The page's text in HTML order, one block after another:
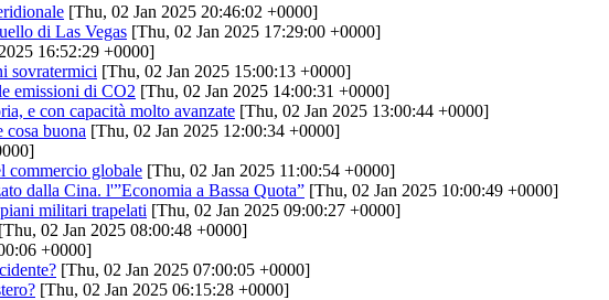
[Thu, 02 Jan 2025 20:46:02 +0000]
di Las Vegas [Thu, 02 Jan 2025 17:29:00 +0000]
16:52:29 +0000]
sovratermici [Thu, 02 Jan 2025 15:00:13 +0000]
emissioni di CO2 [Thu, 02 Jan 2025 14:00:31 +0000]
e con capacità molto avanzate [Thu, 02 Jan 2025 13:00:44 +0000]
buona [Thu, 02 Jan 2025 12:00:34 +0000]
commercio globale [Thu, 02 Jan 2025 11:00:54 +0000]
dalla Cina. l'”Economia a Bassa Quota” [Thu, 02 Jan 2025 10:00:49 +0000]
militari trapelati [Thu, 02 Jan 2025 09:00:27 +0000]
[Thu, 02 Jan 2025 08:00:48 +0000]
+0000]
[Thu, 02 Jan 2025 07:00:05 +0000]
[Thu, 02 Jan 2025 06:15:28 +0000]